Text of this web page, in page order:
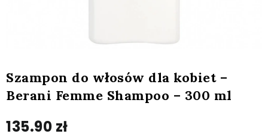
Szampon do włosów dla kobiet –
Berani Femme Shampoo – 300 ml
135.90 zł